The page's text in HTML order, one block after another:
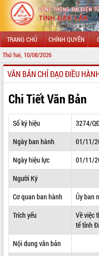
TRANG CHỦ CHÍNH QUYỀN
Thứ hai, 10/08/2026
GIỚI THIỆU
LÃNH ĐẠO UBND TỈNH
TIN TỨC SỰ KIỆN
SỞ, BAN, NGÀNH
THÔNG TIN CHỈ ĐẠO ĐIỀU HÀNH
HỆ THỐNG VĂN BẢN
VĂN BẢN HĐND TỈNH
ĐIỂM TIN VĂN BẢN
VĂN BẢN CHỈ ĐẠO ĐIỀU
Chi Tiết Văn Bản
Số ký hiệu
3274/
Ngày ban hành
01/11/
Ngày hiệu lực
01/11/
Người Ký
Cơ quan ban hành
Ủy ban
Trích yếu
Về việc
tế tỉnh
Nội dung văn bản